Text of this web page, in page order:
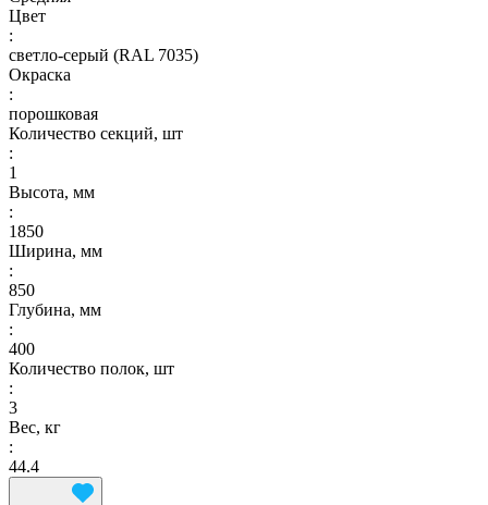
Цвет
:
светло-серый (RAL 7035)
Окраска
:
порошковая
Количество секций, шт
:
1
Высота, мм
:
1850
Ширина, мм
:
850
Глубина, мм
:
400
Количество полок, шт
:
3
Вес, кг
:
44.4